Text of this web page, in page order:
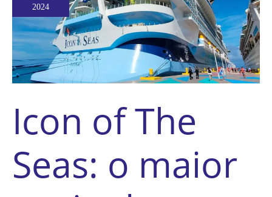
2024
Icon of The
Seas: o maior
o
maior
navio
do
mundo
em
imagens
incríveis!